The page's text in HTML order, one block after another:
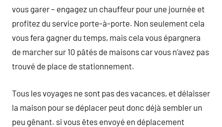
vous garer – engagez un chauffeur pour une journée et
profitez du service porte-à-porte. Non seulement cela
vous fera gagner du temps, mais cela vous épargnera
de marcher sur 10 pâtés de maisons car vous n’avez pas
trouvé de place de stationnement.
Tous les voyages ne sont pas des vacances, et délaisser
la maison pour se déplacer peut donc déjà sembler un
peu gênant. si vous êtes envoyé en déplacement